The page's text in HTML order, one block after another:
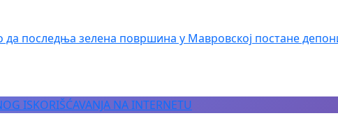
последња зелена површина у Мавровској постане
ISKORIŠĆAVANJA NA INTERNETU